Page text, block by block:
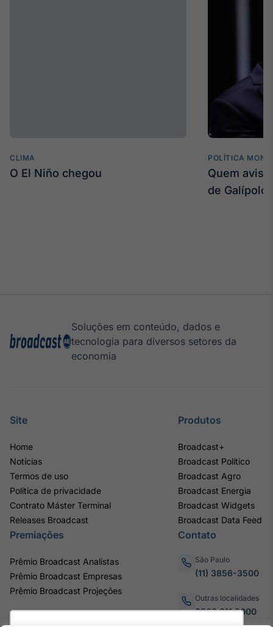
CLIMA
O El Niño chegou
POLÍTICA
Quem
de Galípolo
Soluções em conteúdo, dados e
tecnologia para diversos setores da
economia
Site
Home
Notícias
Termos de uso
Política de privacidade
Contrato Máster Terminal
Releases Broadcast
Produtos
Broadcast+
Broadcast Político
Broadcast Agro
Broadcast Energia
Broadcast Widgets
Broadcast Data Feed
Premiações
Prêmio Broadcast Analistas
Prêmio Broadcast Empresas
Prêmio Broadcast Projeções
Contato
São Paulo
(11) 3856-3500
Outras localidades
0800.011.3000